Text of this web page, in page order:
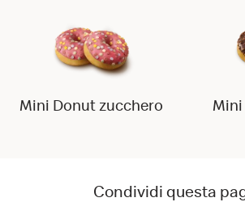
Mini Donut zucchero Mini
Condividi questa